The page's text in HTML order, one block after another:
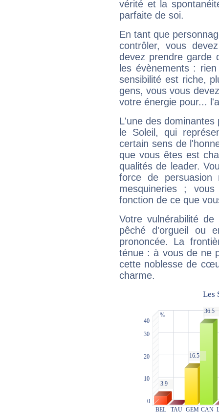
vérité et la
parfaite de soi.
En tant que
contrôler, vous
devez prendre garde
les évènements :
sensibilité est riche,
gens, vous vous
votre énergie pour...
L'une des
le Soleil, qui
certain sens de
que vous êtes est
qualités de leader.
force de
mesquineries ;
fonction de ce que
Votre vulnérabilité
pêché d'orgueil ou
prononcée. La
ténue : à vous de ne
cette noblesse de
charme.